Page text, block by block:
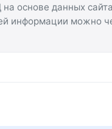
основе данных
информации можно